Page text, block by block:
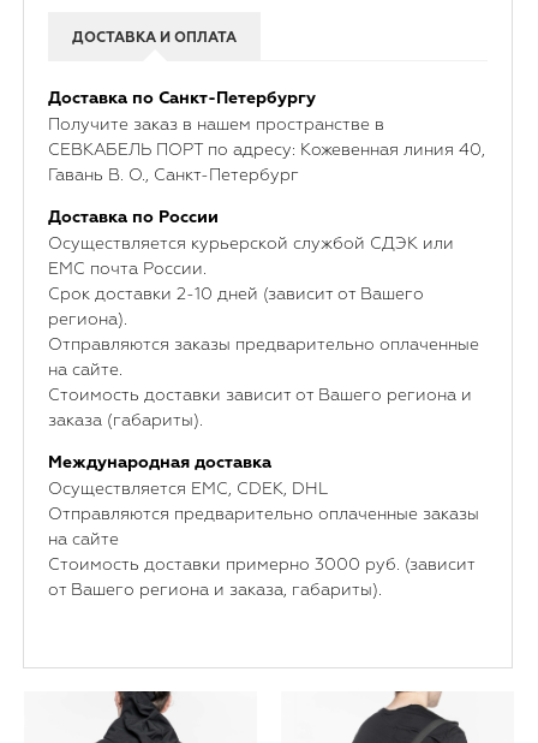
ДОСТАВКА И ОПЛАТА
Доставка по Санкт-Петербургу
Получите заказ в нашем пространстве в
СЕВКАБЕЛЬ ПОРТ по адресу: Кожевенная линия 40,
Гавань В. О., Санкт-Петербург
Доставка по России
Осуществляется курьерской службой СДЭК или
ЕМС почта России.
Срок доставки 2-10 дней (зависит от Вашего
региона).
Отправляются заказы предварительно оплаченные
на сайте.
Стоимость доставки зависит от Вашего региона и
заказа (габариты).
Международная доставка
Осуществляется ЕМС, CDEK, DHL
Отправляются предварительно оплаченные заказы
на сайте
Стоимость доставки примерно 3000 руб. (зависит
от Вашего региона и заказа, габариты).